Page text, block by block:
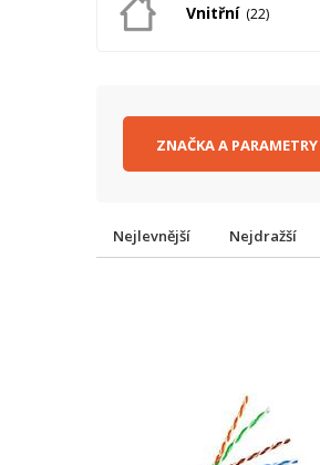
Vnitřní 22
ZNAČKAA PARAMETRY
Nejlevnější Nejdražší